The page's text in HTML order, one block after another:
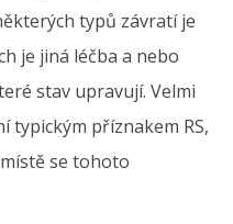
typů závratí je
je jiná léčba a nebo
stav upravují. Velmi
typickým příznakem RS,
se tohoto